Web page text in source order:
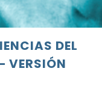
DEL
VERSIÓN